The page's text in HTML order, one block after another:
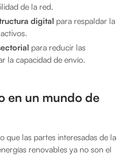
de la red.
digital para respaldar la
para reducir las
la capacidad de envío.
en un mundo de
que las partes interesadas de la
renovables ya no son el